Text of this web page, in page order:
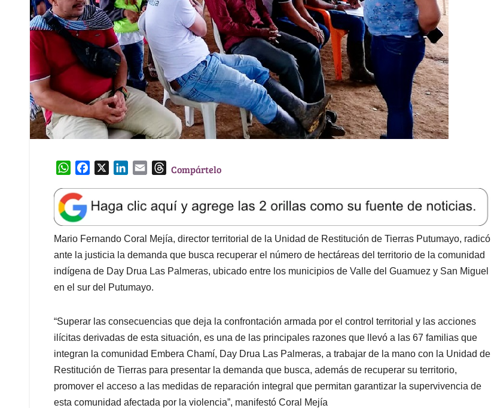
W
a
t
s
A
p
p
e
b
o
o
k
k
e
d
I
n
l
T
e
a
d
s
Compártelo
Mario Fernando Coral Mejía, director territorial de la Unidad de Restitución de Tierras Putumayo, radicó
ante la justicia la demanda que busca recuperar el número de hectáreas del territorio de la comunidad
indígena de Day Drua Las Palmeras, ubicado entre los municipios de Valle del Guamuez y San Miguel
en el sur del Putumayo.
“Superar las consecuencias que deja la confrontación armada por el control territorial y las acciones
ilícitas derivadas de esta situación, es una de las principales razones que llevó a las 67 familias que
integran la comunidad Embera Chamí, Day Drua Las Palmeras, a trabajar de la mano con la Unidad de
Restitución de Tierras para presentar la demanda que busca, además de recuperar su territorio,
promover el acceso a las medidas de reparación integral que permitan garantizar la supervivencia de
esta comunidad afectada por la violencia”, manifestó Coral Mejía